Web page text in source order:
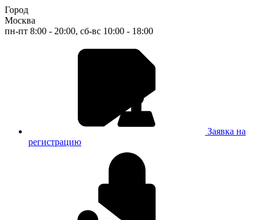
Город
Москва
пн-пт 8:00 - 20:00, сб-вс 10:00 - 18:00
Заявка на
регистрацию